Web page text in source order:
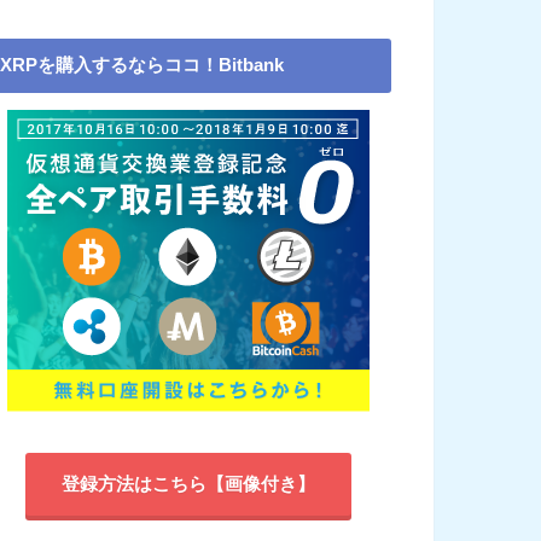
XRPを購入するならココ！Bitbank
登録方法はこちら【画像付き】